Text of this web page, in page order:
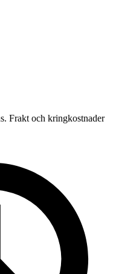
Frakt och kringkostnader